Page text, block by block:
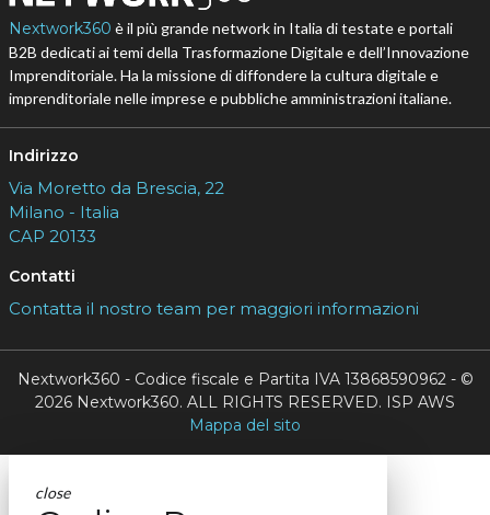
Nextwork360 è il più grande network in Italia di testate e portali
B2B dedicati ai temi della Trasformazione Digitale e dell’Innovazione
Imprenditoriale. Ha la missione di diffondere la cultura digitale e
imprenditoriale nelle imprese e pubbliche amministrazioni italiane.
Indirizzo
Via Moretto da Brescia, 22
Milano - Italia
CAP 20133
Contatti
Contatta il nostro team per maggiori informazioni
Nextwork360 - Codice fiscale e Partita IVA 13868590962 - ©
2026 Nextwork360. ALL RIGHTS RESERVED. ISP AWS
Mappa del sito
close